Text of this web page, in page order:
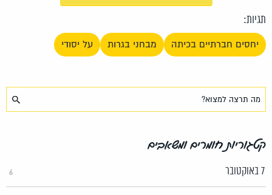
תגיות:
יחסים חברתיים בכיתה מבחני בגרות על יסודי
קטגוריות חומרים ומשאבים
7 באוקטובר 6